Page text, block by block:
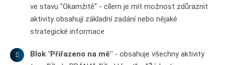
ve stavu "Okamžitě" - cílem je mít možnost zdůraznit
aktivity obsahují základní zadání nebo nějaké
strategické informace
Blok "Přiřazeno na mě" - obsahuje všechny aktivity